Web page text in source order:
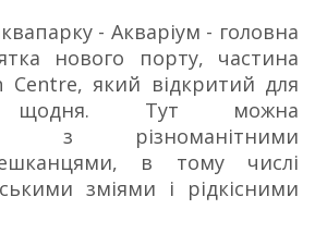
- Акваріум - головна
нового порту, частина
Centre, який відкритий для
щодня. Тут можна
з різноманітними
в тому числі
зміями і рідкісними